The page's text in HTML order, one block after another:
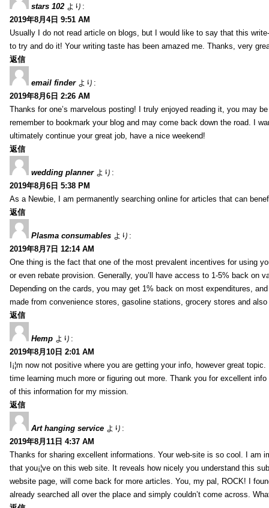
stars 102 より:
2019年8月4日 9:51 AM
Usually I do not read article on blogs, but I would like to say that this
to try and do it! Your writing taste has been amazed me. Thanks, very
返信
email finder より:
2019年8月6日 2:26 AM
Thanks for one’s marvelous posting! I truly enjoyed reading it, you may
remember to bookmark your blog and may come back down the road. I
ultimately continue your great job, have a nice weekend!
返信
wedding planner より:
2019年8月6日 5:38 PM
As a Newbie, I am permanently searching online for articles that can
返信
Plasma consumables より:
2019年8月7日 12:14 AM
One thing is the fact that one of the most prevalent incentives for using
or even rebate provision. Generally, you’ll have access to 1-5% back on
Depending on the cards, you may get 1% back on most expenditures,
made from convenience stores, gasoline stations, grocery stores and also
返信
Hemp より:
2019年8月10日 2:01 AM
I¡¦m now not positive where you are getting your info, however great
time learning much more or figuring out more. Thank you for excellent
of this information for my mission.
返信
Art hanging service より:
2019年8月11日 4:37 AM
Thanks for sharing excellent informations. Your web-site is so cool. I am
that you¡¦ve on this web site. It reveals how nicely you understand this
website page, will come back for more articles. You, my pal, ROCK! I
already searched all over the place and simply couldn’t come across.